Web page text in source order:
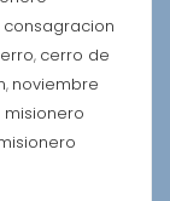
, cerro de
, noviembre
misionero